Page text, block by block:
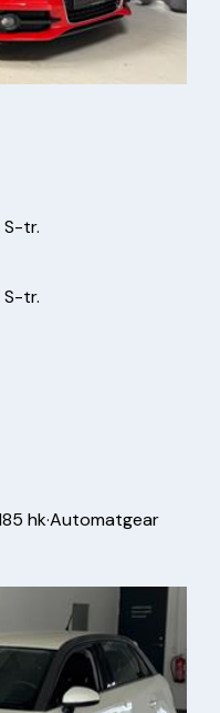
S-tr.
S-tr.
hk·Automatgear